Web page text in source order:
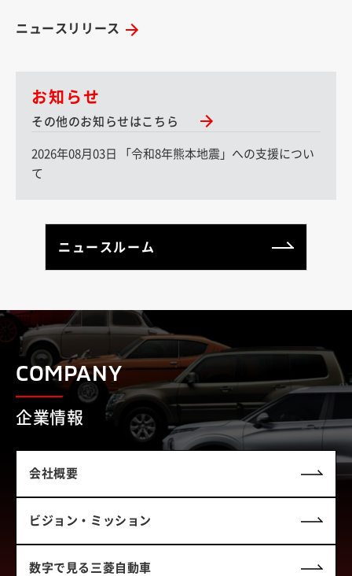
ニュースリリース
お知らせ
その他のお知らせはこちら
2026年08月03日 「令和8年熊本地震」への支援につい
て
ニュースルーム
COMPANY
企業情報
会社概要
ビジョン・ミッション
数字で見る三菱自動車